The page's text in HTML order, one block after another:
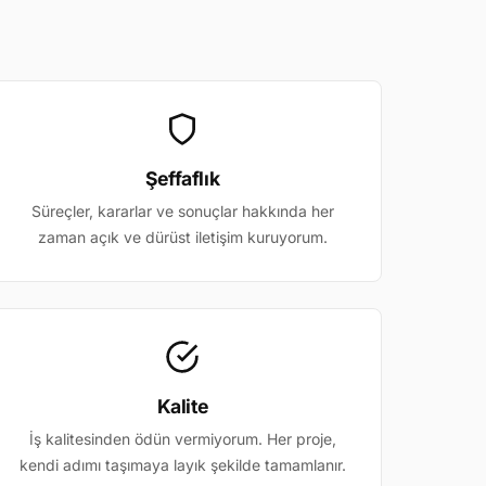
Şeffaflık
Süreçler, kararlar ve sonuçlar hakkında her
zaman açık ve dürüst iletişim kuruyorum.
Kalite
İş kalitesinden ödün vermiyorum. Her proje,
kendi adımı taşımaya layık şekilde tamamlanır.